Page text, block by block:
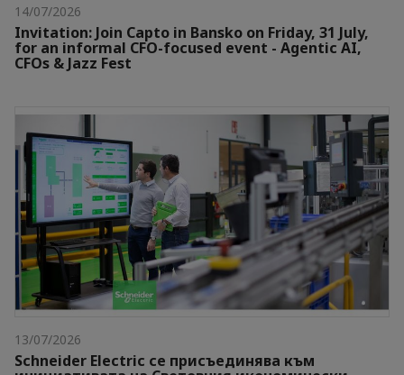
14/07/2026
Invitation: Join Capto in Bansko on Friday, 31 July,
for an informal CFO-focused event - Agentic AI,
CFOs & Jazz Fest
13/07/2026
Schneider Electric се присъединява към